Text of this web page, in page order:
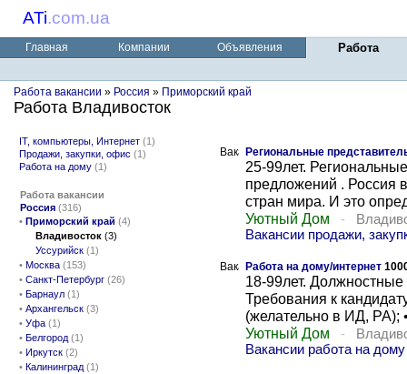
ATi.com.ua
Главная Компании Объявления Работа
Работа вакансии » Россия » Приморский край
Работа Владивосток
IT, компьютеры, Интернет (1)
Продажи, закупки, офис (1)
Работа на дому (1)
Работа вакансии
Россия (316)
• Приморский край (4)
Владивосток (3)
Уссурийск (1)
• Москва (153)
• Санкт-Петербург (26)
• Барнаул (1)
• Архангельск (3)
• Уфа (1)
• Белгород (1)
• Иркутск (2)
• Калининград (1)
Региональные
25-99лет.
предложений . Россия
стран мира. И это
Уютный Дом -
Вакансии продажи,
Работа на дому/интернет
18-99лет.
Требования к
(желательно в ИД, РА);
Уютный Дом -
Вакансии работа на